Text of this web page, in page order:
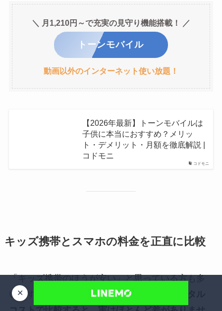
＼ 月1,210円～で充実の見守り機能搭載！ ／
トーンモバイル
動画以外のインターネット使い放題！
コドモニ
【2026年最新】トーンモバイルは
子供に本当におすすめ？メリッ
ト・デメリット・月額を徹底解説 |
コドモニ
キッズ携帯とスマホの料金を正直に比較
「キッズ携帯のほうが安い」と思っている方も多
いですが、
端末代やオプションを含めたトータル
✕